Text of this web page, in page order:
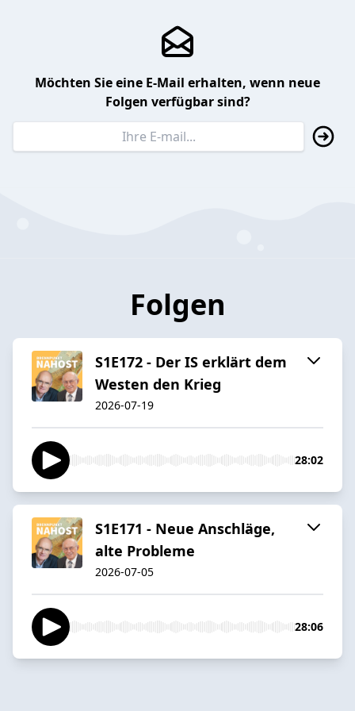
Möchten Sie eine E-Mail erhalten, wenn neue
Folgen verfügbar sind?
Folgen
S1E172 - Der IS erklärt dem
Westen den Krieg
2026-07-19
28:02
S1E171 - Neue Anschläge,
alte Probleme
2026-07-05
28:06